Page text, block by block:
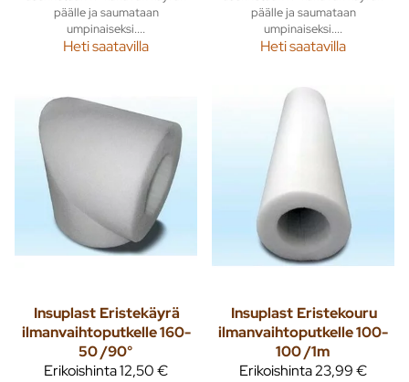
päälle ja saumataan
umpinaiseksi....
Heti saatavilla
päälle ja saumataan
umpinaiseksi....
Heti saatavilla
Insuplast Eristekäyrä
ilmanvaihtoputkelle 160-
50 /90°
Erikoishinta12,50 €
Insuplast Eristekouru
ilmanvaihtoputkelle 100-
100 /1m
Erikoishinta23,99 €